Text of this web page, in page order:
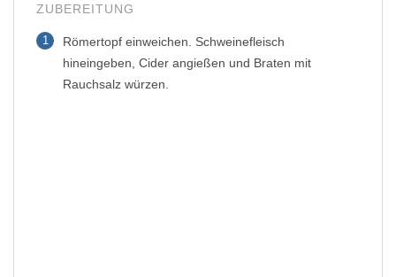
ZUBEREITUNG
1
Römertopf einweichen. Schweinefleisch
hineingeben, Cider angießen und Braten mit
Rauchsalz würzen.